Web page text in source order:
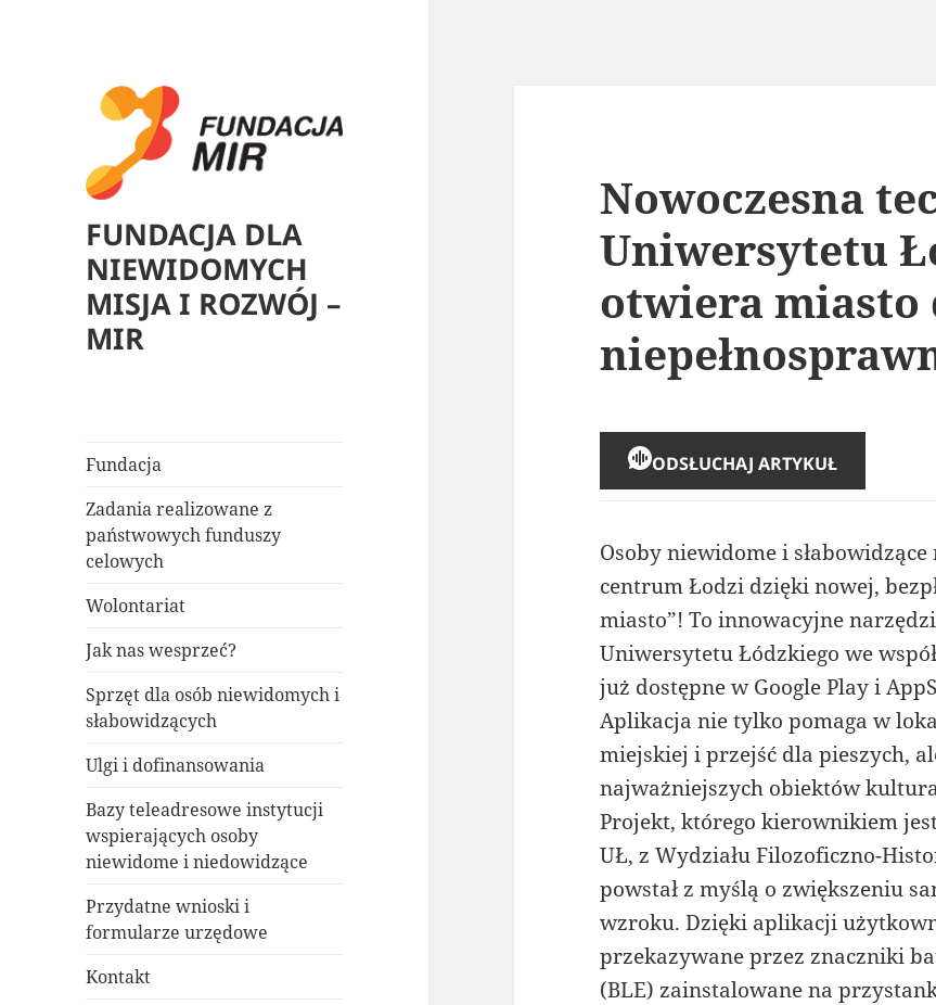
FUNDACJA DLA
NIEWIDOMYCH
MISJA I ROZWÓJ –
MIR
Fundacja
Zadania realizowane z
państwowych funduszy
celowych
Wolontariat
Jak nas wesprzeć?
Sprzęt dla osób niewidomych i
słabowidzących
Ulgi i dofinansowania
Bazy teleadresowe instytucji
wspierających osoby
niewidome i niedowidzące
Przydatne wnioski i
formularze urzędowe
Kontakt
Nowoczesna
Uniwersytetu
otwiera miasto
ODSŁUCHAJ ARTYKUŁ
Osoby niewidome i
centrum Łodzi dzięki nowej,
miasto”! To innowacyjne
Uniwersytetu Łódzkiego we
już dostępne w Google Play i
Aplikacja nie tylko pomaga w
miejskiej i przejść dla pieszych,
najważniejszych obiektów
Projekt, którego kierownikiem
UŁ, z Wydziału Filozoficzno-
powstał z myślą o zwiększeniu
wzroku. Dzięki aplikacji
przekazywane przez znaczniki
(BLE) zainstalowane na